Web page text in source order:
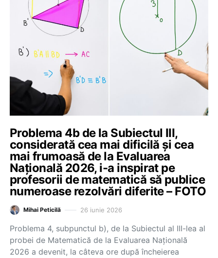
Problema 4b de la Subiectul III,
considerată cea mai dificilă și cea
mai frumoasă de la Evaluarea
Națională 2026, i-a inspirat pe
profesorii de matematică să publice
numeroase rezolvări diferite – FOTO
Mihai Peticilă 26 iunie 2026
Problema 4, subpunctul b), de la Subiectul al III-lea al
probei de Matematică de la Evaluarea Națională
2026 a devenit, la câteva ore după încheierea